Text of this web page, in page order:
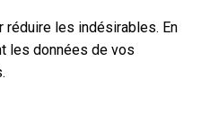
réduire les indésirables. En
les données de vos
.